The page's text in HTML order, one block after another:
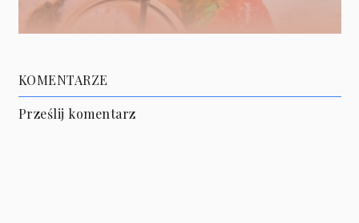
KOMENTARZE
Prześlij komentarz